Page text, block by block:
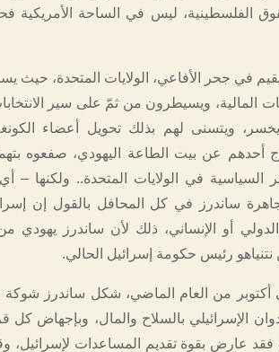
الفلسطينية، ليس في الساحة الأمريكية
في جحر الأفاعي، الولايات المتحدة، حيث
المالية، ويسيطرون من ثمّ على سير الانتخابات
ويتسنى لهم بذلك تحويل أعضاء
أحدهم عن بيت الطاعة اليهودي، صفعوه
السياسية في الولايات المتحدة.. ولكنها – أي
ساندرز في كل المحافل بالقول إن
أو الإنساني، ذلك لأن ساندرز يهودي
نتنياهو رئيس حكومة إسرائيل الحالي.
أكتوبر من العام الماضي، شكل ساندرز
الإسرائيلي بالسلاح والمال، وبإجهاض كل
عارض بقوة تقديم المساعدات لإسرائيل،